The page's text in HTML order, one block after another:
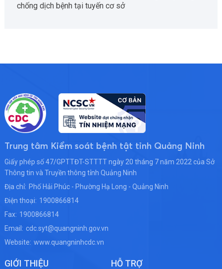
chống dịch bệnh tại tuyến cơ sở
Trung tâm Kiểm soát bệnh tật tỉnh Quảng Ninh
Giấy phép số 47/GPTTĐT-STTTT ngày 20 tháng 7 năm 2022 của Sở
Thông tin và Truyền thông tỉnh Quảng Ninh
Địa chỉ: Phố Hải Phúc - Phường Hạ Long - Quảng Ninh
Điện thoại: 1900866814
Fax: 1900866814
Email: cdc.syt@quangninh.gov.vn
Website: www.quangninhcdc.vn
GIỚI THIỆU HỖ TRỢ